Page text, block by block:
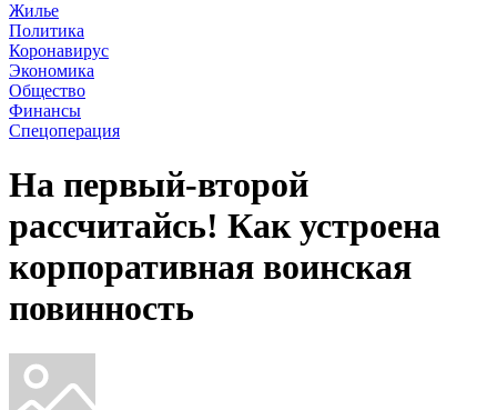
Жилье
Политика
Коронавирус
Экономика
Общество
Финансы
Спецоперация
На первый-второй
рассчитайсь! Как устроена
корпоративная воинская
повинность